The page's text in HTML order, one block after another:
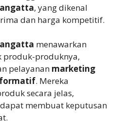
, yang dikenal
dan harga kompetitif.
menawarkan
produk-produknya,
pelayanan marketing
. Mereka
secara jelas,
membuat keputusan